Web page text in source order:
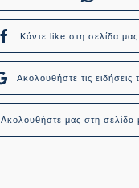
Κάντε like στη σελίδα
Ακολουθήστε τις
Ακολουθήστε μας στη σελίδα